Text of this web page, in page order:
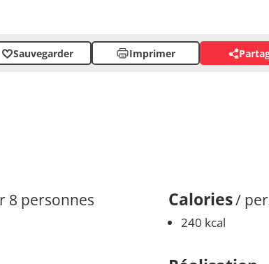
Sauvegarder Imprimer
8 personnes Calories/
240 kcal